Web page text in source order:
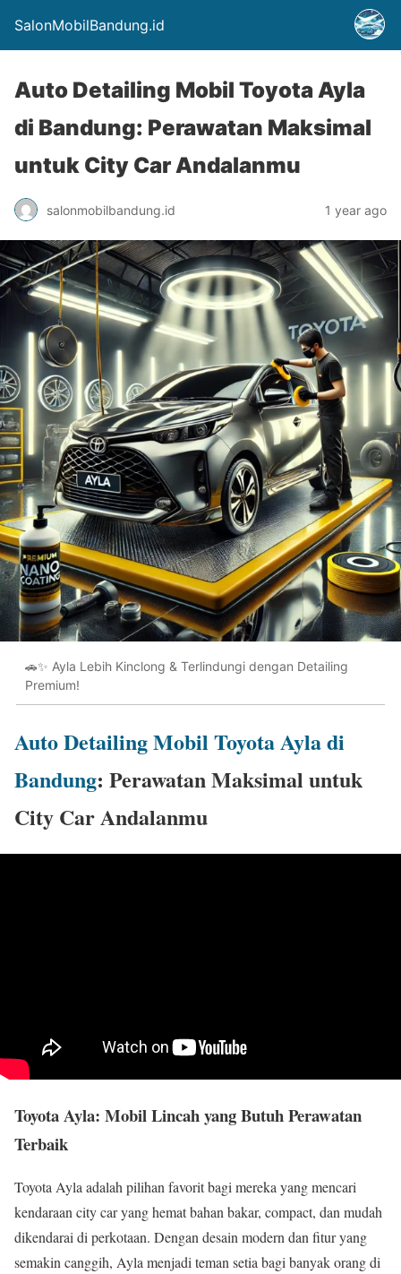
SalonMobilBandung.id
Auto Detailing Mobil Toyota Ayla
di Bandung: Perawatan Maksimal
untuk City Car Andalanmu
salonmobilbandung.id 1 year ago
🚗✨ Ayla Lebih Kinclong & Terlindungi dengan Detailing
Premium!
Auto Detailing Mobil Toyota Ayla di
Bandung: Perawatan Maksimal untuk
City Car Andalanmu
Toyota Ayla: Mobil Lincah yang Butuh Perawatan
Terbaik
Toyota Ayla adalah pilihan favorit bagi mereka yang mencari
kendaraan city car yang hemat bahan bakar, compact, dan mudah
dikendarai di perkotaan. Dengan desain modern dan fitur yang
semakin canggih, Ayla menjadi teman setia bagi banyak orang di